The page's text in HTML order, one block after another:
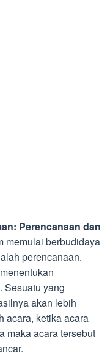
Perencanaan dan
memulai berbudidaya
perencanaan.
Sesuatu yang
akan lebih
acara, ketika acara
maka acara tersebut